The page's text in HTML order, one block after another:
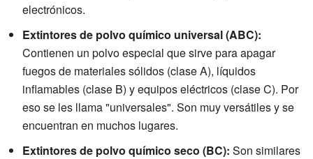
electrónicos.
Extintores de polvo químico universal (ABC):
Contienen un polvo especial que sirve para apagar
fuegos de materiales sólidos (clase A), líquidos
inflamables (clase B) y equipos eléctricos (clase C). Por
eso se les llama "universales". Son muy versátiles y se
encuentran en muchos lugares.
Extintores de polvo químico seco (BC): Son similares